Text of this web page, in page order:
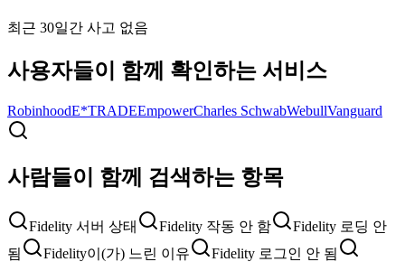
최근 30일간 사고 없음
사용자들이 함께 확인하는 서비스
RobinhoodE*TRADEEmpowerCharles SchwabWebullVanguard
사람들이 함께 검색하는 항목
Fidelity 서버 상태 Fidelity 작동 안 함
Fidelity 로딩 안
됨
Fidelity이(가) 느린 이유
Fidelity 로그인 안 됨